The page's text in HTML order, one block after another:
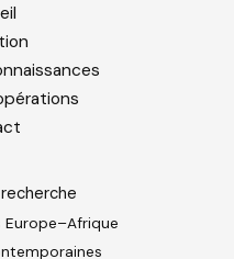
Europe–Afrique